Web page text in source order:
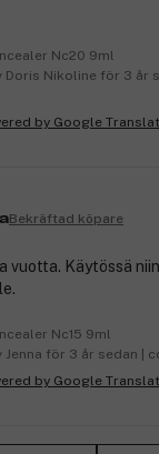
Nc20 9ml
Nikoline för 3 år
Bekräftad köpare
vuotta. Käytössä
Nc15 9ml
Jenna för 3 år sedan |